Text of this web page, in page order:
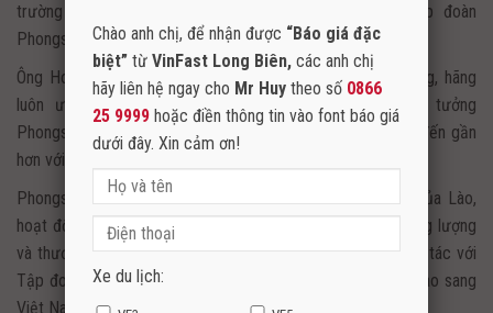
trường Lào”, ông Phongsavath Senaphuan, Chủ tịch tập đoàn
Phongsubthavy nói.
Ông Hoàng Chí Trung, tân Tổng Giám đốc VinFast cho rằng, hãng
luôn ưu tiên việc phát triển và hợp tác quốc tế, tin tưởng
Phongsubthavy sẽ là đối tác giúp những chiếc xe VinFast đến gần
hơn với người dùng tại Lào.
Phongsubthavy là một trong những tập đoàn hàng đầu của Lào,
hoạt động trong các lĩnh vực xây dựng, bất động sản, năng lượng
và thương mại. Những năm gần đây, tập đoàn này đã hợp tác với
Tập đoàn Điện lực Việt Nam EVN để xuất khẩu điện từ Lào sang
Việt Nam.
Chào anh chị, để nhận được “Báo giá đặc
biệt” từ VinFast Long Biên, các anh chị
hãy liên hệ ngay cho Mr Huy theo số 0866
25 9999 hoặc điền thông tin vào font báo giá
dưới đây. Xin cảm ơn!
Xe du lịch: